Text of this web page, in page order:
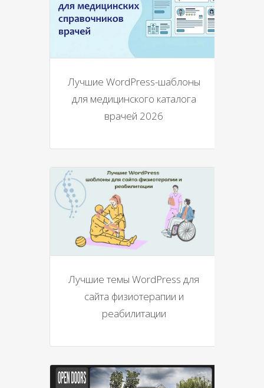
Лучшие WordPress-шаблоны
для медицинского каталога
врачей 2026
Лучшие темы WordPress для
сайта физиотерапии и
реабилитации